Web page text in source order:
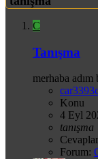
C
Tanışma
merhaba adım
Konu
4 Eyl
tanışma
Forum: